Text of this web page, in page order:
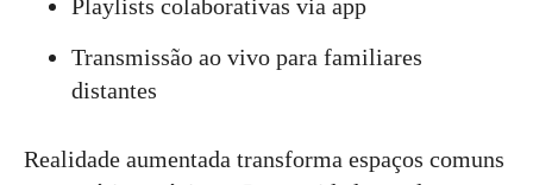
Playlists colaborativas via app
Transmissão ao vivo para familiares
distantes
Realidade aumentada transforma espaços comuns